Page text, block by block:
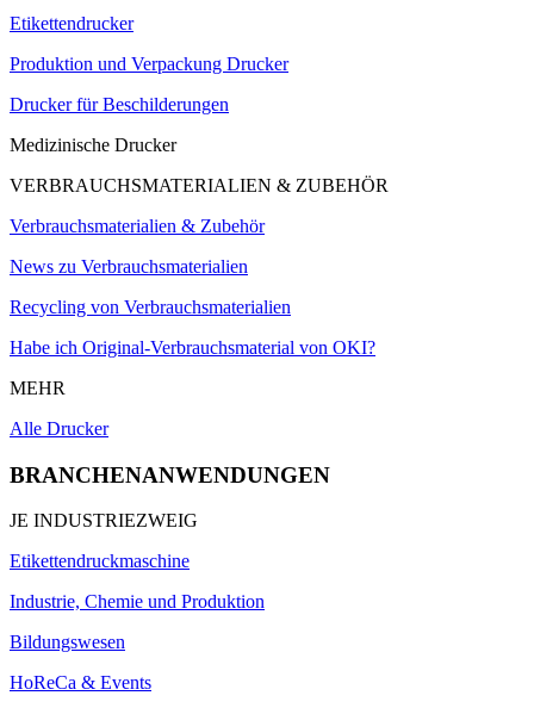
Etikettendrucker
Produktion und Verpackung Drucker
Drucker für Beschilderungen
Medizinische Drucker
VERBRAUCHSMATERIALIEN & ZUBEHÖR
Verbrauchsmaterialien & Zubehör
News zu Verbrauchsmaterialien
Recycling von Verbrauchsmaterialien
Habe ich Original-Verbrauchsmaterial von OKI?
MEHR
Alle Drucker
BRANCHENANWENDUNGEN
JE INDUSTRIEZWEIG
Etikettendruckmaschine
Industrie, Chemie und Produktion
Bildungswesen
HoReCa & Events